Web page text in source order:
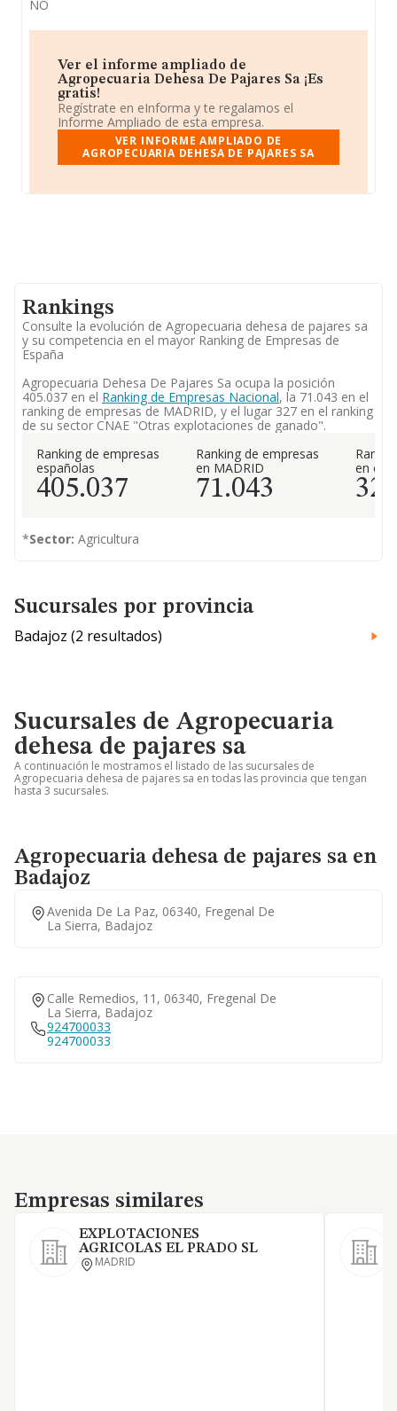
NO
Ver el informe ampliado de
Agropecuaria Dehesa De Pajares Sa ¡Es
gratis!
Regístrate en eInforma y te regalamos el
Informe Ampliado de esta empresa.
VER INFORME AMPLIADO DE
AGROPECUARIA DEHESA DE PAJARES SA
Rankings
Consulte la evolución de Agropecuaria dehesa de pajares sa
y su competencia en el mayor Ranking de Empresas de
España
Agropecuaria Dehesa De Pajares Sa ocupa la posición
405.037 en el Ranking de Empresas Nacional, la 71.043 en el
ranking de empresas de MADRID, y el lugar 327 en el ranking
de su sector CNAE "Otras explotaciones de ganado".
Ranking de empresas
españolas
405.037
Ranking de empresas
en MADRID
71.043
en el
327
*Sector: Agricultura
Sucursales por provincia
Badajoz (2 resultados)
Sucursales de Agropecuaria
dehesa de pajares sa
A continuación le mostramos el listado de las sucursales de
Agropecuaria dehesa de pajares sa en todas las provincia que tengan
hasta 3 sucursales.
Agropecuaria dehesa de pajares sa en
Badajoz
Avenida De La Paz, 06340, Fregenal De
La Sierra, Badajoz
Calle Remedios, 11, 06340, Fregenal De
La Sierra, Badajoz
924700033
924700033
Empresas similares
Empresas similares
EXPLOTACIONES
AGRICOLAS EL PRADO SL
MADRID